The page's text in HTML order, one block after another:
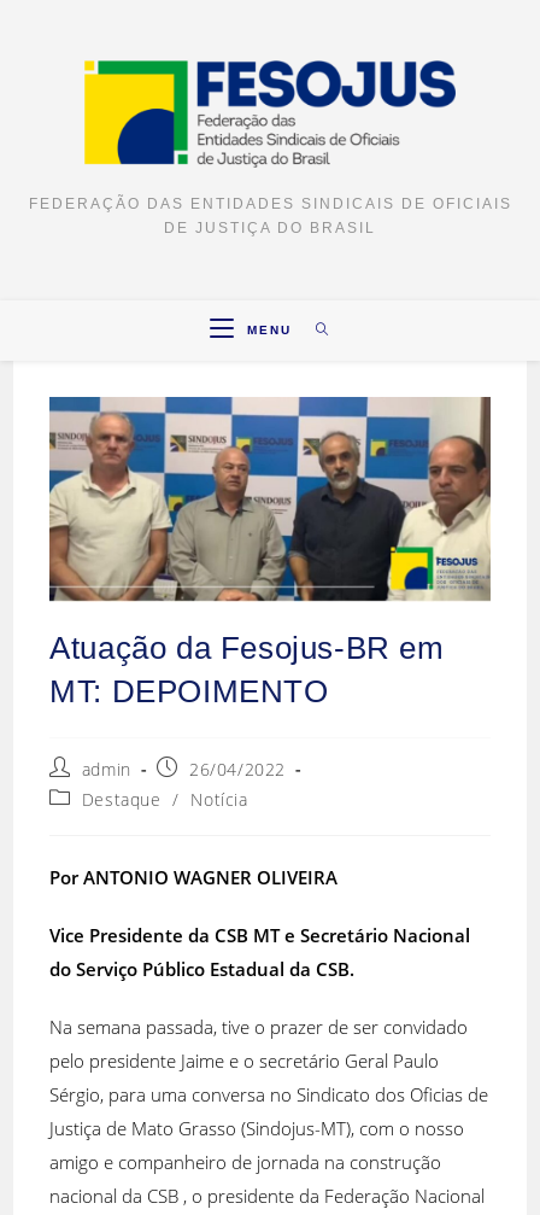
FEDERAÇÃO DAS ENTIDADES SINDICAIS DE OFICIAIS
DE JUSTIÇA DO BRASIL
MENU
Atuação da Fesojus-BR em
MT: DEPOIMENTO
admin
26/04/2022
Destaque / Notícia
Por ANTONIO WAGNER OLIVEIRA
Vice Presidente da CSB MT e Secretário Nacional
do Serviço Público Estadual da CSB.
Na semana passada, tive o prazer de ser convidado
pelo presidente Jaime e o secretário Geral Paulo
Sérgio, para uma conversa no Sindicato dos Oficias de
Justiça de Mato Grasso (Sindojus-MT), com o nosso
amigo e companheiro de jornada na construção
nacional da CSB , o presidente da Federação Nacional